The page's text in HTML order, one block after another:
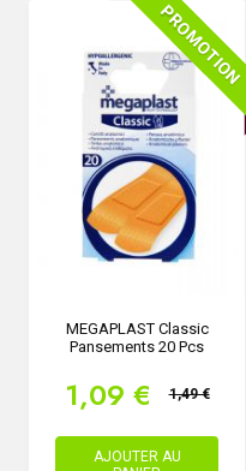
PROMOTION
MEGAPLAST Classic
Pansements 20 Pcs
1,09 € 1,49 €
AJOUTER AU